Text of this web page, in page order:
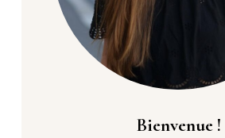
Bienvenue !